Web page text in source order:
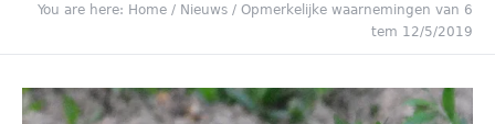
You are here: Home / Nieuws / Opmerkelijke waarnemingen van 6
tem 12/5/2019